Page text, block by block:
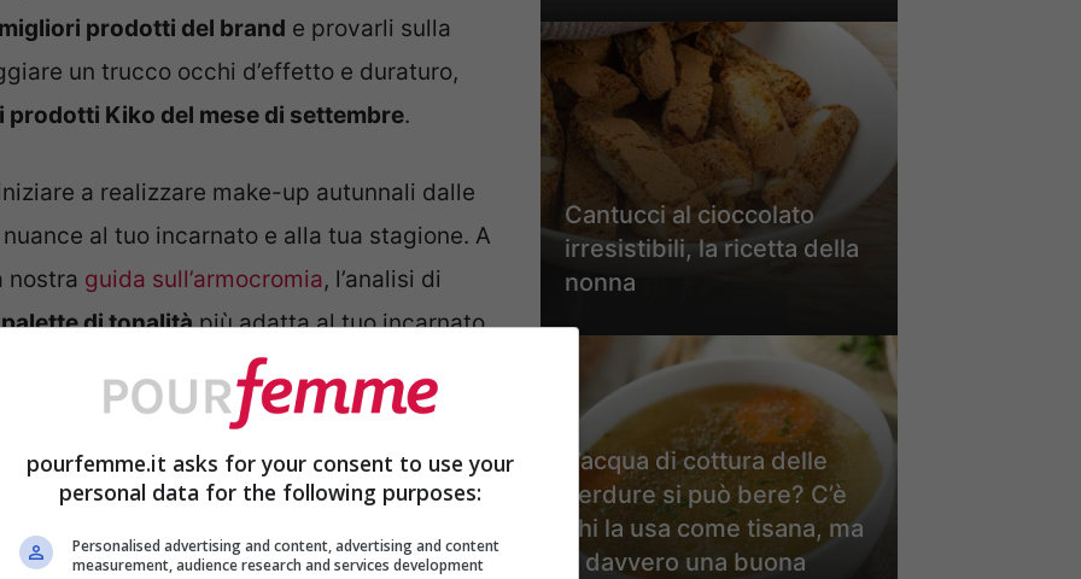
migliori prodotti del brand e provarli sulla
un trucco occhi d’effetto e duraturo,
prodotti Kiko del mese di settembre.
a realizzare make-up autunnali dalle
al tuo incarnato e alla tua stagione. A
nostra guida sull’armocromia, l’analisi di
di tonalitàpiù adatta al tuo incarnato.
firmati Kiko del mese di
una svolta al make-up della nuova
di qualità da usare in ogni occasione. Dal
Cantucci al cioccolato
irresistibili, la ricetta della
nonna
L’acqua di cottura delle
verdure si può bere? C’è
chi la usa come tisana, ma
è davvero una buona
pourfemme.it asks for your consent to use your
personal data for the following purposes:
Personalised advertising and content, advertising and content
measurement, audience research and services development